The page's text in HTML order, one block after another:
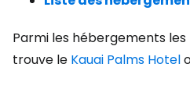
Parmi les hébergements les
trouve le Kauai Palms Hotel